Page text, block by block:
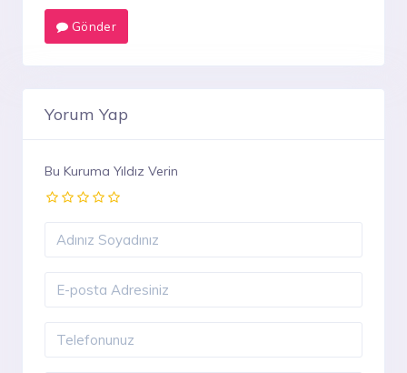
Gönder
Yorum Yap
Bu Kuruma Yıldız Verin